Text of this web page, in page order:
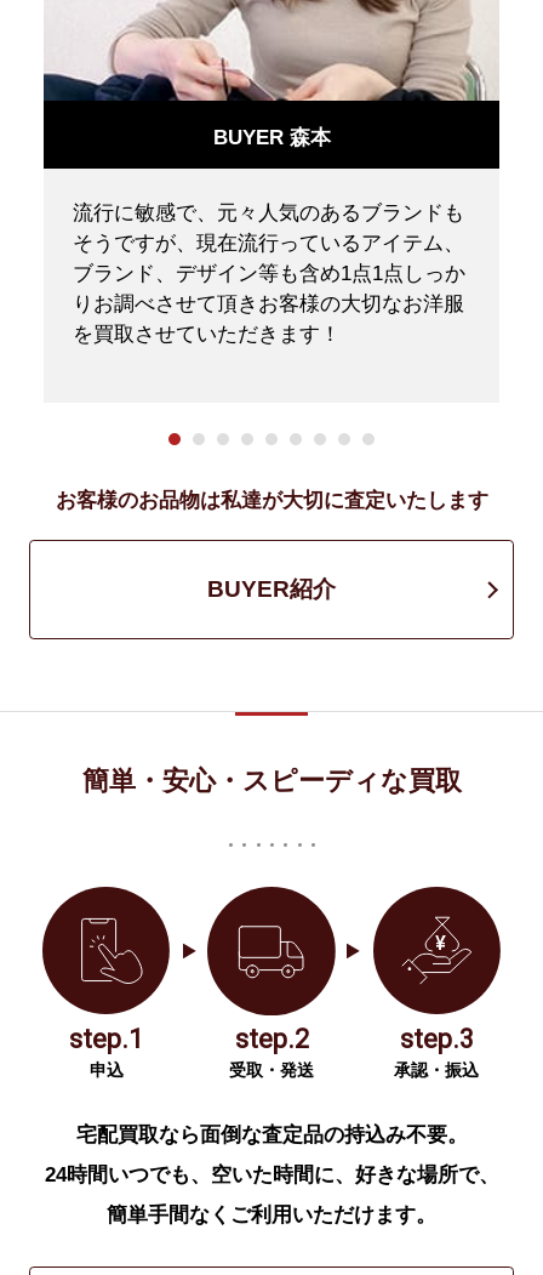
BUYER 森本
流行に敏感で、元々人気のあるブランドも
そうですが、現在流行っているアイテム、
ブランド、デザイン等も含め1点1点しっか
りお調べさせて頂きお客様の大切なお洋服
を買取させていただきます！
お客様のお品物は私達が大切に査定いたします
BUYER紹介
簡単・安心・スピーディな買取
step.1
申込
step.2
受取・発送
step.3
承認・振込
宅配買取なら面倒な査定品の持込み不要。
24時間いつでも、空いた時間に、好きな場所で、
簡単手間なくご利用いただけます。